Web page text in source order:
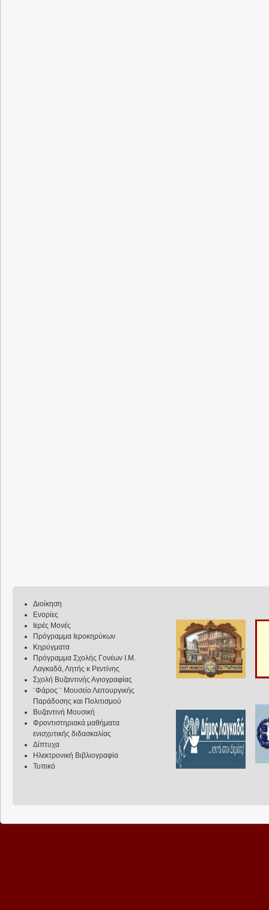
Διοίκηση
Ενορίες
Ιερές Μονές
Πρόγραμμα Ιεροκηρύκων
Κηρύγματα
Πρόγραμμα Σχολής Γονέων Ι.Μ.
Λαγκαδά, Λητής κ Ρεντίνης
Σχολή Βυζαντινής Αγιογραφίας
¨Φάρος ¨ Μουσείο Λειτουργικής
Παράδοσης και Πολιτισμού
Βυζαντινή Μουσική
Φροντιστηριακά μαθήματα
ενισχυτικής διδασκαλίας
Δίπτυχα
Ηλεκτρονική Βιβλιογραφία
Τυπικό